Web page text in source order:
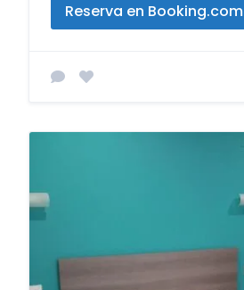
Reserva en Booking.com